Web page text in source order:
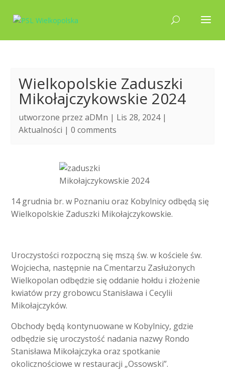
Wielkopolskie Zaduszki
Mikołajczykowskie 2024
utworzone przezaDMn | Lis 28, 2024 |
Aktualności |0 comments
14 grudnia br. w Poznaniu oraz Kobylnicy odbędą się
Wielkopolskie Zaduszki Mikołajczykowskie.
Uroczystości rozpoczną się mszą św. w kościele św.
Wojciecha, następnie na Cmentarzu Zasłużonych
Wielkopolan odbędzie się oddanie hołdu i złożenie
kwiatów przy grobowcu Stanisława i Cecylii
Mikołajczyków.
Obchody będą kontynuowane w Kobylnicy, gdzie
odbędzie się uroczystość nadania nazwy Rondo
Stanisława Mikołajczyka oraz spotkanie
okolicznościowe w restauracji „Ossowski”.